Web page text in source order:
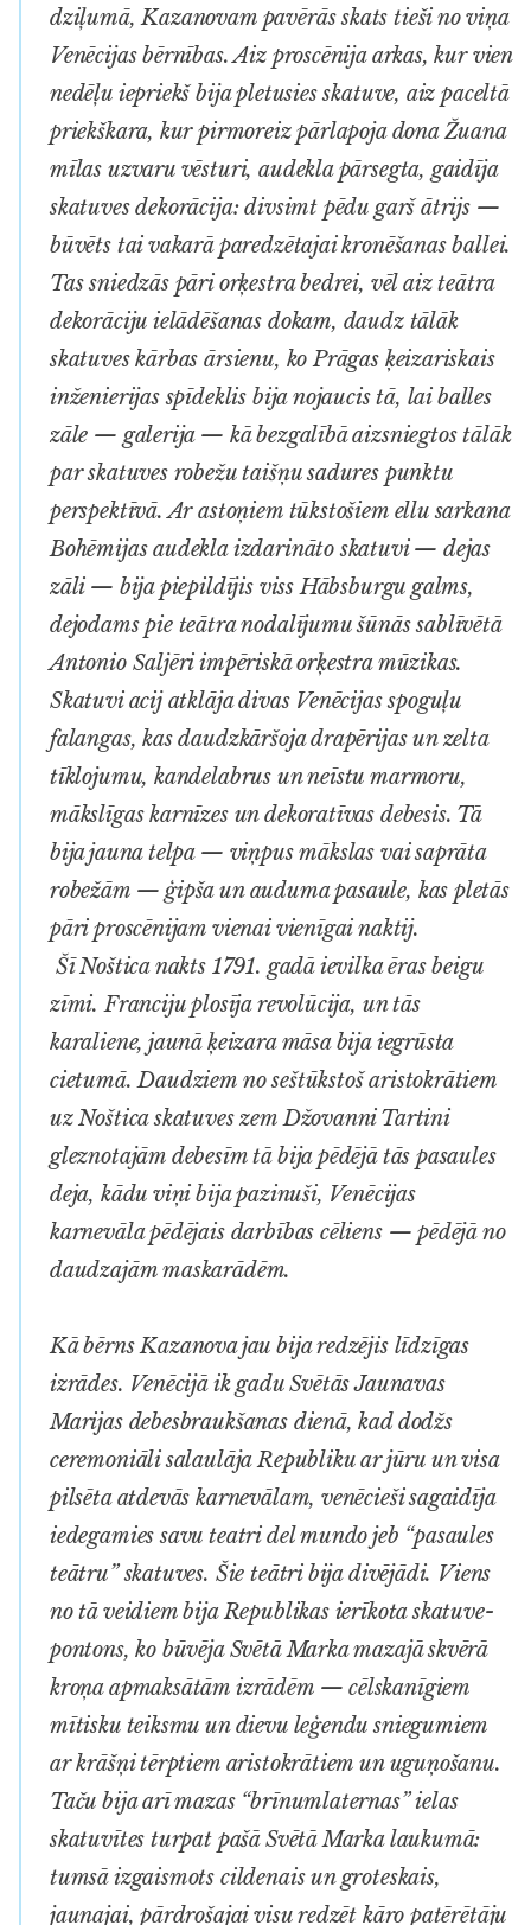
dziļumā, Kazanovam pavērās skats tieši no viņa
Venēcijas bērnības. Aiz proscēnija arkas, kur vien
nedēļu iepriekš bija pletusies skatuve, aiz paceltā
priekškara, kur pirmoreiz pārlapoja dona Žuana
mīlas uzvaru vēsturi, audekla pārsegta, gaidīja
skatuves dekorācija: divsimt pēdu garš ātrijs —
būvēts tai vakarā paredzētajai kronēšanas ballei.
Tas sniedzās pāri orķestra bedrei, vēl aiz teātra
dekorāciju ielādēšanas dokam, daudz tālāk
skatuves kārbas ārsienu, ko Prāgas ķeizariskais
inženierijas spīdeklis bija nojaucis tā, lai balles
zāle — galerija — kā bezgalībā aizsniegtos tālāk
par skatuves robežu taišņu sadures punktu
perspektīvā. Ar astoņiem tūkstošiem ellu sarkana
Bohēmijas audekla izdarināto skatuvi — dejas
zāli — bija piepildījis viss Hābsburgu galms,
dejodams pie teātra nodalījumu šūnās sablīvētā
Antonio Saljēri impēriskā orķestra mūzikas.
Skatuvi acij atklāja divas Venēcijas spoguļu
falangas, kas daudzkāršoja drapērijas un zelta
tīklojumu, kandelabrus un neīstu marmoru,
mākslīgas karnīzes un dekoratīvas debesis. Tā
bija jauna telpa — viņpus mākslas vai saprāta
robežām — ģipša un auduma pasaule, kas pletās
pāri proscēnijam vienai vienīgai naktij.
Šī Noštica nakts 1791. gadā ievilka ēras beigu
zīmi. Franciju plosīja revolūcija, un tās
karaliene, jaunā ķeizara māsa bija iegrūsta
cietumā. Daudziem no seštūkstoš aristokrātiem
uz Noštica skatuves zem Džovanni Tartini
gleznotajām debesīm tā bija pēdējā tās pasaules
deja, kādu viņi bija pazinuši, Venēcijas
karnevāla pēdējais darbības cēliens — pēdējā no
daudzajām maskarādēm.
Kā bērns Kazanova jau bija redzējis līdzīgas
izrādes. Venēcijā ik gadu Svētās Jaunavas
Marijas debesbraukšanas dienā, kad dodžs
ceremoniāli salaulāja Republiku ar jūru un visa
pilsēta atdevās karnevālam, venēcieši sagaidīja
iedegamies savuteatri del mundojeb “pasaules
teātru” skatuves. Šie teātri bija divējādi. Viens
no tā veidiem bija Republikas ierīkota skatuve-
pontons, ko būvēja Svētā Marka mazajā skvērā
kroņa apmaksātām izrādēm — cēlskanīgiem
mītisku teiksmu un dievu leģendu sniegumiem
ar krāšņi tērptiem aristokrātiem un uguņošanu.
Taču bija arī mazas “brīnumlaternas” ielas
skatuvītes turpat pašā Svētā Marka laukumā:
tumsā izgaismots cildenais un groteskais,
jaunajai, pārdrošajai visu redzēt kāro patērētāju